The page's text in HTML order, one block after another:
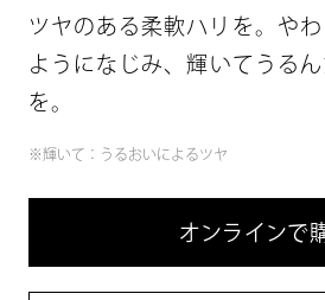
ツヤのある柔軟ハリを。や
ように なじみ、輝いてうる
を。
※輝いて：うるおいによるツヤ
オンラ イ ンで